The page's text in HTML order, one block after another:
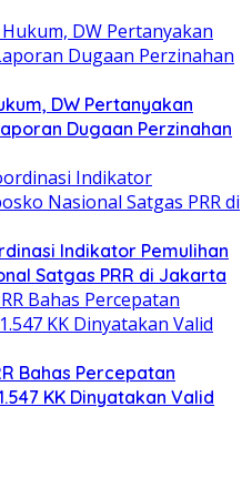
DW Pertanyakan
Dugaan Perzinahan
Indikator Pemulihan
Satgas PRR di Jakarta
Bahas Percepatan
KK Dinyatakan Valid